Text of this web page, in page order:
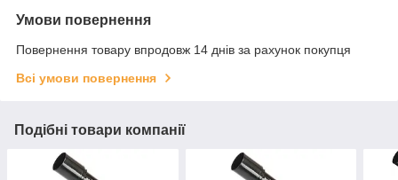
Умови повернення
Повернення товару впродовж 14 днів за рахунок покупця
Всі умови повернення
Подібні товари компанії